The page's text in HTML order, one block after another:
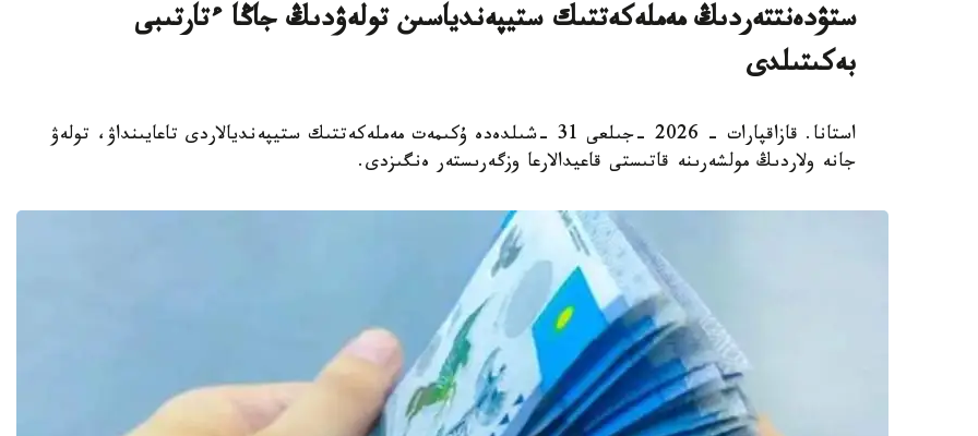
ستۋدەنتتەردىڭ مەملەكەتتىك ستيپەندياسىن تولەۋدىڭ جاڭا ءتارتىبى
بەكىتىلدى
استانا. قازاقپارات - 2026 -جىلعى 31 -شىلدەدە ۇكىمەت مەملەكەتتىك ستيپەنديالاردى تاعايىنداۋ، تولەۋ
جانە ولاردىڭ مولشەرىنە قاتىستى قاعيدالارعا وزگەرىستەر ەنگىزدى.